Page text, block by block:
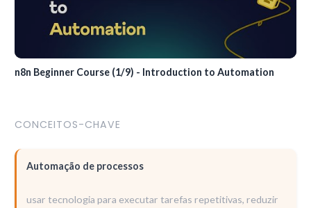
n8n Beginner Course (1/9) - Introduction to Automation
CONCEITOS-CHAVE
Automação de processos
usar tecnologia para executar tarefas repetitivas, reduzir